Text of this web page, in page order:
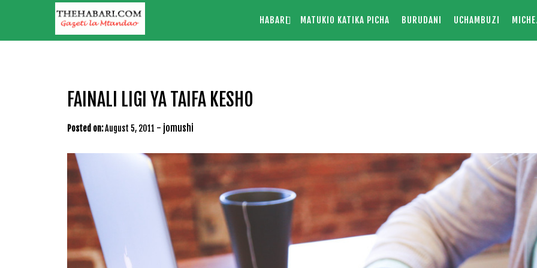
HABARI MATUKIO KATIKA PICHA BURUDANI UCHAMBUZI
FAINALI LIGI YA TAIFA KESHO
Posted on:August 5, 2011 - jomushi